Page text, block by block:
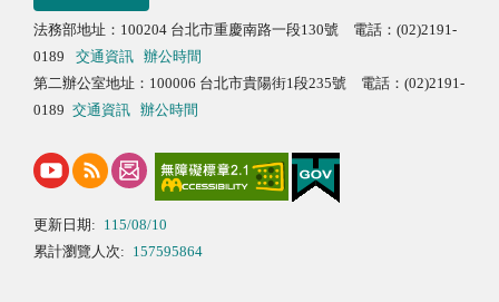
法務部地址：100204 台北市重慶南路一段130號 電話：(02)2191-
0189
交通資訊
辦公時間
第二辦公室地址：100006 台北市貴陽街1段235號 電話：(02)2191-
0189 交通資訊 辦公時間
更新日期: 115/08/10
累計瀏覽人次: 157595864